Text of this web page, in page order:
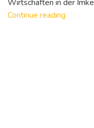
Wirtschaften in der
Continue reading